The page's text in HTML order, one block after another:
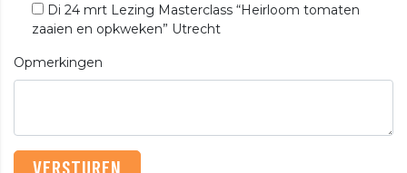
Di 24 mrt Lezing Masterclass “Heirloom tomaten
zaaien en opkweken” Utrecht
Opmerkingen